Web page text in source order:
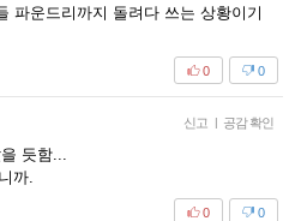
파운드리까지 돌려다 쓰는 상황이기
0
0
신고 | 공감 확인
듯함...
까.
0
0